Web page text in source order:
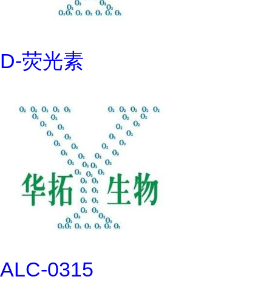
D-荧光素
ALC-0315